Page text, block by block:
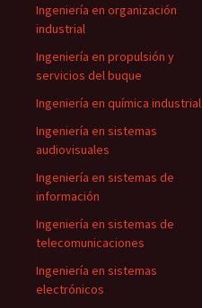
Ingeniería en organización
industrial
Ingeniería en propulsión y
servicios del buque
Ingeniería en química industrial
Ingeniería en sistemas
audiovisuales
Ingeniería en sistemas de
información
Ingeniería en sistemas de
telecomunicaciones
Ingeniería en sistemas
electrónicos